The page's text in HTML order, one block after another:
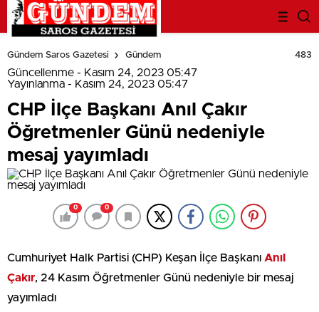
deneme
bonusu
evden
eve
nakliyat
veren
bahis
siteleri
bahis
siteleri
popüler
casino
siteleri
evden
nakliyat
Gündem Saros Gazetesi Gündem 483
Güncellenme - Kasım 24, 2023 05:47
Yayınlanma - Kasım 24, 2023 05:47
CHP İlçe Başkanı Anıl Çakır
Öğretmenler Günü nedeniyle
mesaj yayımladı
0 0
Cumhuriyet Halk Partisi (CHP) Keşan İlçe Başkanı Anıl
Çakır, 24 Kasım Öğretmenler Günü nedeniyle bir mesaj
yayımladı